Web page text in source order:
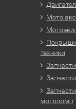
Мото
техники
мотопомп